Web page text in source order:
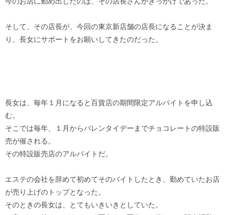
そして、その店長が、今回の東京新店舗の店長になることが決ま
り、長女にサポートをお願いしてきたのだった。
長女は、毎年１月になると百貨店の期間限定アルバイトを申し込
む。
そこでは毎年、１月からバレンタイデーまでチョコレートの特設販
売が催される。
その特設販売店のアルバイトだ。
エステの会社を辞めて初めてそのバイトしたとき、勤めていたお店
が売り上げのトップとなった。
そのときの長女は、とてもいきいきとしていた。